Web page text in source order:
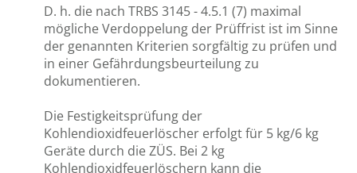
D. h. die nach TRBS 3145 - 4.5.1 (7) maximal
mögliche Verdoppelung der Prüffrist ist im Sinne
der genannten Kriterien sorgfältig zu prüfen und
in einer Gefährdungsbeurteilung zu
dokumentieren.
Die Festigkeitsprüfung der
Kohlendioxidfeuerlöscher erfolgt für 5 kg/6 kg
Geräte durch die ZÜS. Bei 2 kg
Kohlendioxidfeuerlöschern kann die